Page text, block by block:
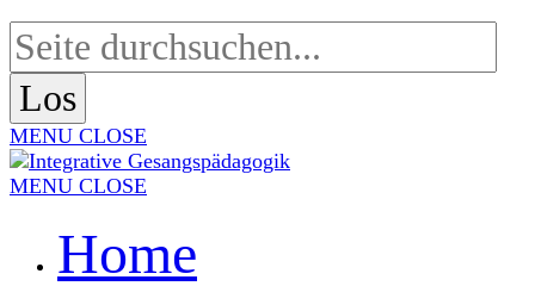
MENU CLOSE
MENU CLOSE
Home